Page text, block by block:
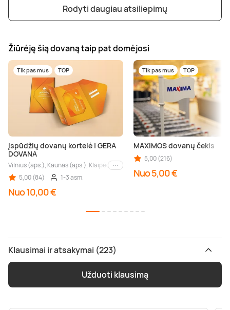
Rodyti daugiau atsiliepimų
Žiūrėję šią dovaną taip pat domėjosi
Tik pas mus TOP
Įspūdžių dovanų kortelė | GERA
DOVANA
Vilnius (aps.), Kaunas (aps.), Klaipėda (aps.), Palanga (aps.), Nida (aps.),
Kiti miestai
5,00 (84)
1-3 asm.
Nuo 10,00 €
Tik pas mus TOP
MAXIMOS dovanų čekis
5,00 (216)
Nuo 5,00 €
Klausimai ir atsakymai (223)
Užduoti klausimą